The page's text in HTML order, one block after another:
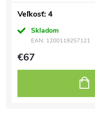
Veľkosť: 4
Skladom
EAN: 1200119257121
€67